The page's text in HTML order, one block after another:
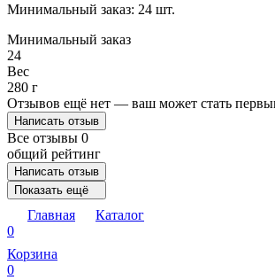
Минимальный заказ: 24 шт.
Минимальный заказ
24
Вес
280 г
Отзывов ещё нет — ваш может стать
Написать отзыв
Все отзывы 0
общий рейтинг
Написать отзыв
Показать ещё
Главная
Каталог
0
Корзина
0